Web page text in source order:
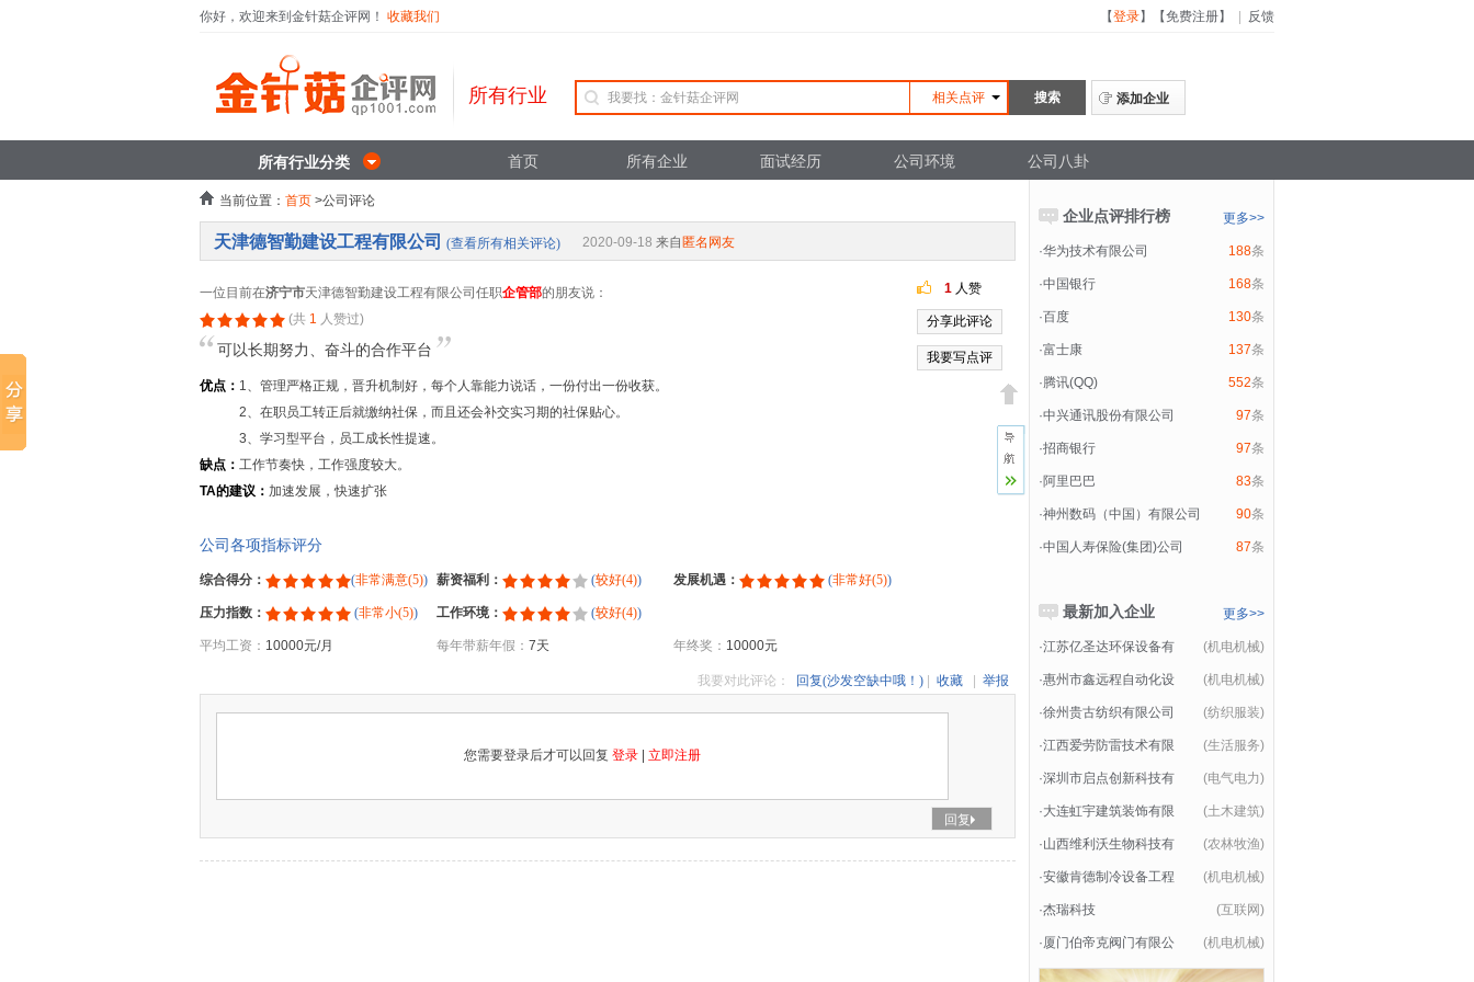
你好，欢迎来到金针菇企评网！ 收藏我们 【登录】 【免费注册】 反馈
所有行业 相关点评 添加企业
所有行业分类 首页 所有企业 面试经历 公司环境 公司八卦
当前位置： 首页 >公司评论
天津德智勤建设工程有限公司 (查看所有相关评论) 2020-09-18 来自 匿名网友
一位目前在济宁市天津德智勤建设工程有限公司任职企管部的朋友说：
(共 1 人赞过)
可以长期努力、奋斗的合作平台
1 人赞
分享此评论
我要写点评
优点： 1、管理严格正规，晋升机制好，每个人靠能力说话，一份付出一份收获。
2、在职员工转正后就缴纳社保，而且还会补交实习期的社保贴心。
3、学习型平台，员工成长性提速。
缺点： 工作节奏快，工作强度较大。
TA的建议： 加速发展，快速扩张
公司各项指标评分
综合得分： (非常满意(5)) 薪资福利： (较好(4)) 发展机遇： (非常好(5))
压力指数： (非常小(5)) 工作环境： (较好(4))
平均工资： 10000元/月 每年带薪年假： 7天 年终奖： 10000元
我要对此评论： 回复(沙发空缺中哦！) 收藏 举报
您需要登录后才可以回复 登录 立即注册
回复
企业点评排行榜 更多>>
188条
·华为技术有限公司
168条
·中国银行
130条
·百度
137条
·富士康
552条
·腾讯(QQ)
97条
·中兴通讯股份有限公司
97条
·招商银行
83条
·阿里巴巴
90条
·神州数码（中国）有限公司
87条
·中国人寿保险(集团)公司
最新加入企业 更多>>
(机电机械)
·江苏亿圣达环保设备有
(机电机械)
·惠州市鑫远程自动化设
(纺织服装)
·徐州贵古纺织有限公司
(生活服务)
·江西爱劳防雷技术有限
(电气电力)
·深圳市启点创新科技有
(土木建筑)
·大连虹宇建筑装饰有限
(农林牧渔)
·山西维利沃生物科技有
(机电机械)
·安徽肯德制冷设备工程
(互联网)
·杰瑞科技
(机电机械)
·厦门伯帝克阀门有限公